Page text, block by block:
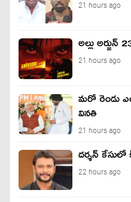
21 hours ago
అల్లు
21 hours ago
మరో రెండు
వినతి
21 hours ago
దర్శన్ కేసులో
22 hours ago